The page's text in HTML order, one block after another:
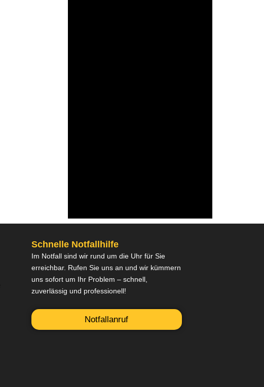
Schnelle Notfallhilfe
Im Notfall sind wir rund um die Uhr für Sie
erreichbar. Rufen Sie uns an und wir kümmern
uns sofort um Ihr Problem – schnell,
zuverlässig und professionell!
Notfallanruf